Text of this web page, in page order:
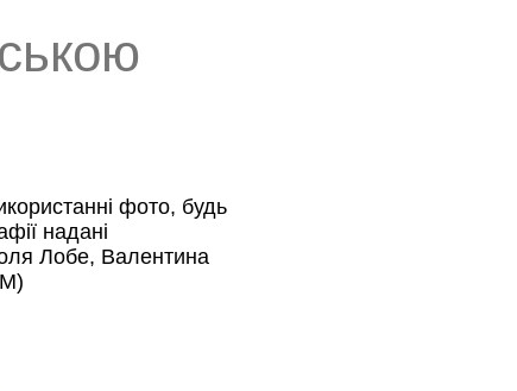
фото, будь
надані
Лобе, Валентина